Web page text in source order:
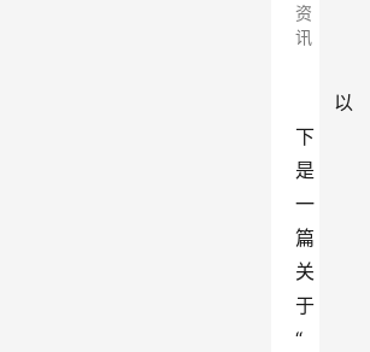
资
讯
以
下
是
一
篇
关
于
“